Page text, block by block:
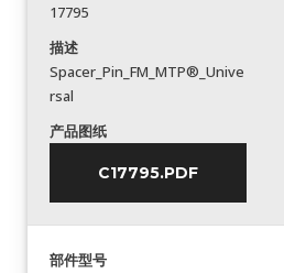
17795
描述
Spacer_Pin_FM_MTP®_Unive
rsal
产品图纸
C17795.PDF
部件型号